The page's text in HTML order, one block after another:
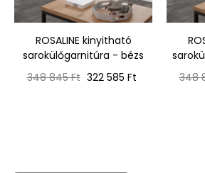
ROSALINE kinyitható
sarokülőgarnitúra - bézs
Normál
348 845 Ft Ár
322 585 Ft 348
‹